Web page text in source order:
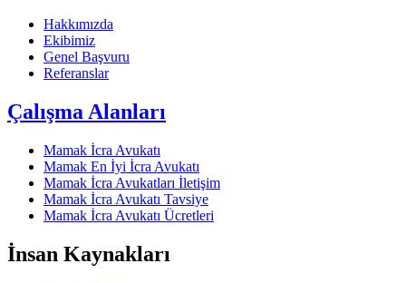
Hakkımızda
Ekibimiz
Genel Başvuru
Referanslar
Çalışma Alanları
Mamak İcra Avukatı
Mamak En İyi İcra Avukatı
Mamak İcra Avukatları İletişim
Mamak İcra Avukatı Tavsiye
Mamak İcra Avukatı Ücretleri
İnsan Kaynakları